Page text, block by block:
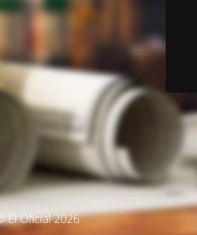
El Oficial 2026